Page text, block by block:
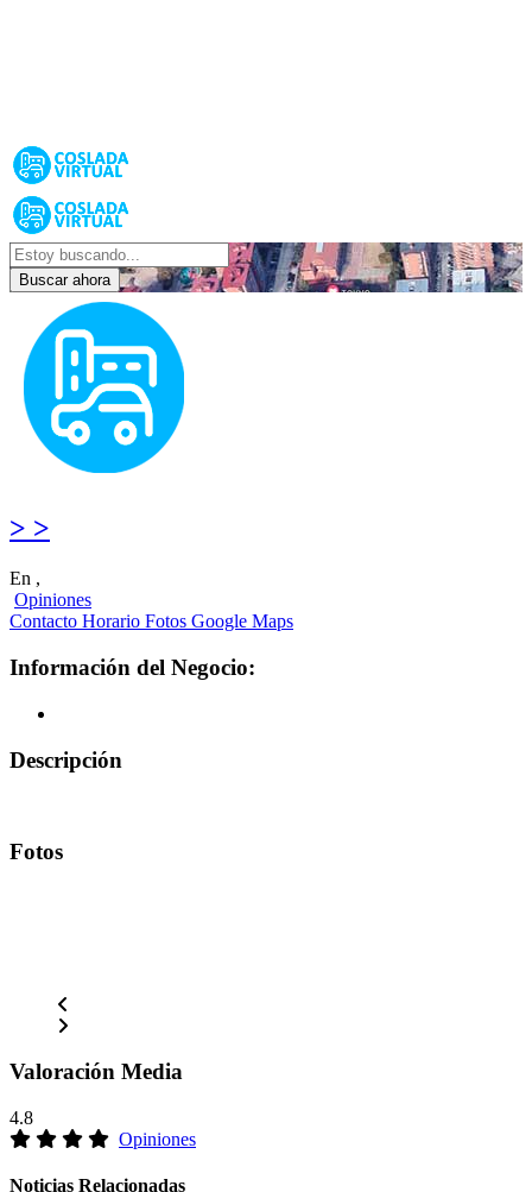
Buscar ahora
> >
En ,
Opiniones
Contacto Horario Fotos Google Maps
Información del Negocio:
Descripción
Fotos
Valoración Media
4.8
Opiniones
Noticias Relacionadas